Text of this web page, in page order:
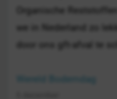
Organische
we in Nederland zo
door ons gft-afval te
Wereld Bodemdag